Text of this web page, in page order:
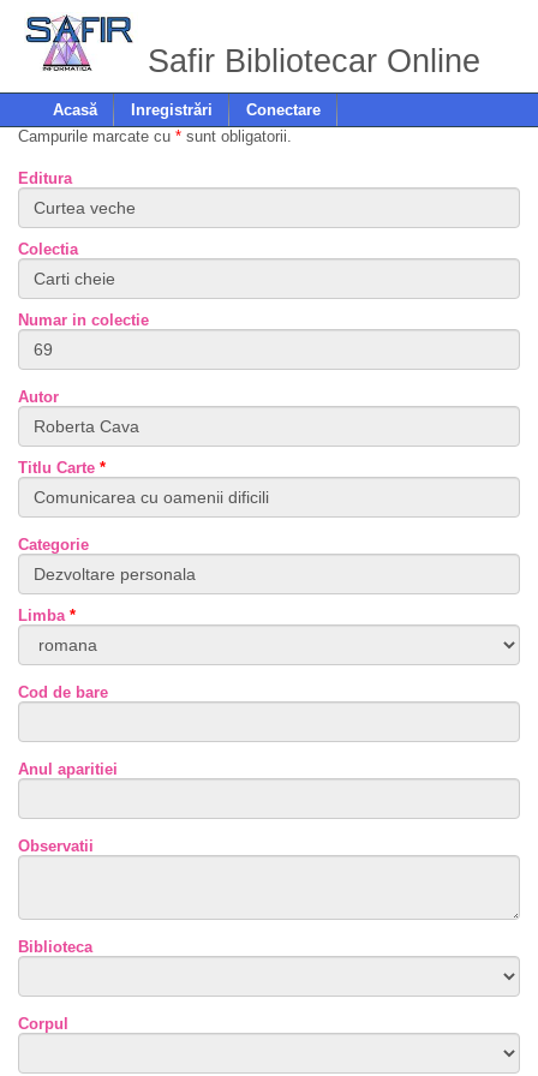
Safir Bibliotecar Online
Acasă Inregistrări
Conectare
Campurile marcate cu * sunt obligatorii.
Editura
Colectia
Numar in colectie
Autor
Titlu Carte *
Categorie
Limba *
Cod de bare
Anul aparitiei
Observatii
Biblioteca
Corpul